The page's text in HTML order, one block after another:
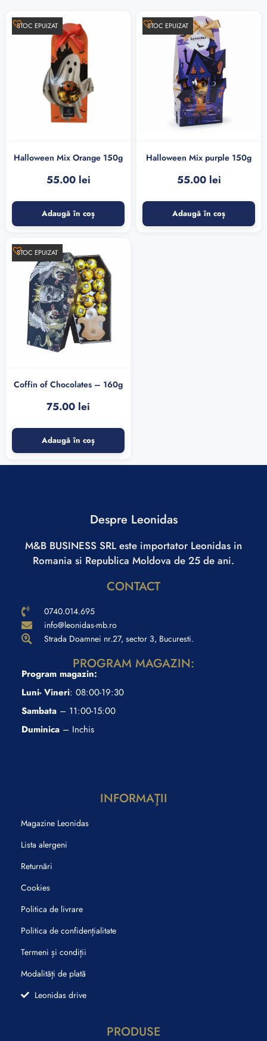
STOC EPUIZAT
Halloween Mix Orange 150g
55.00 lei
Adaugă în coș
STOC EPUIZAT
Halloween Mix purple 150g
55.00 lei
Adaugă în coș
STOC EPUIZAT
Coffin of Chocolates – 160g
75.00 lei
Adaugă în coș
Despre Leonidas
M&B BUSINESS SRL este importator Leonidas in
Romania si Republica Moldova de 25 de ani.
CONTACT
0740.014.695
info@leonidas-mb.ro
Strada Doamnei nr.27, sector 3, Bucuresti.
PROGRAM MAGAZIN:
Program magazin:
Luni- Vineri: 08:00-19:30
Sambata – 11:00-15:00
Duminica – Inchis
INFORMAŢII
Magazine Leonidas
Lista alergeni
Returnări
Cookies
Politica de livrare
Politica de confidențialitate
Termeni și condiții
Modalități de plată
Leonidas drive
PRODUSE